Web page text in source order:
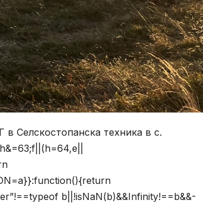
Селскостопанска техника в с.
b||!isNaN(b)&&Infinity!==b&&-